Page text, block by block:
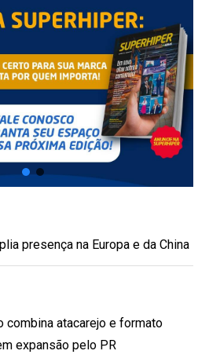
presença na Europa e da China
combina atacarejo e formato
expansão pelo PR